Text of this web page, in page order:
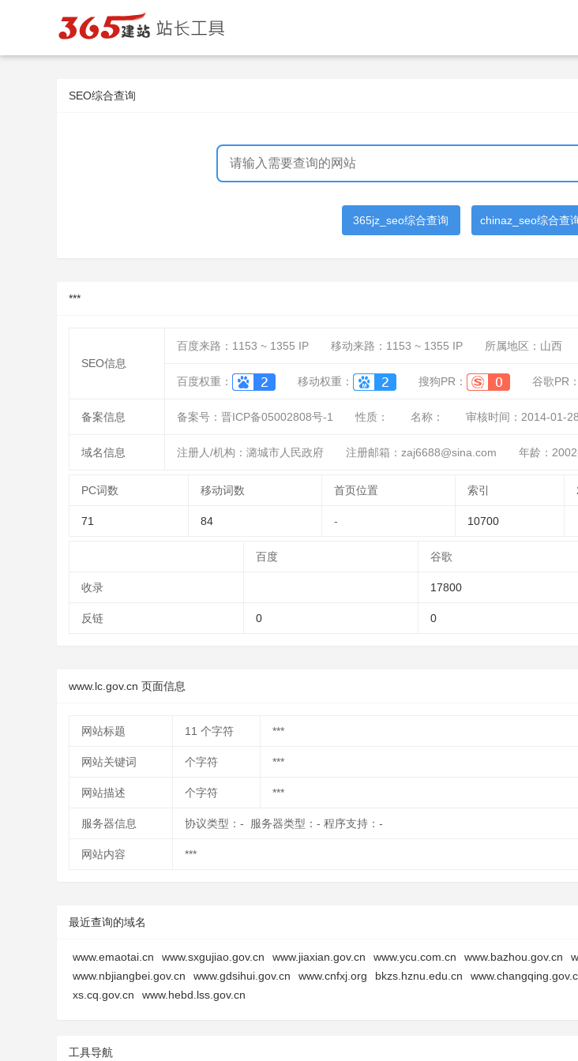
SEO综合查询
365jz_seo综合查询 chinaz_seo综合查
***
SEO信息
百度来路： 1153 ~ 1355 IP 移动来路： 1153 ~ 1355 IP 所属地区：山西
百度权重： 移动权重： 搜狗PR： 谷歌PR：
备案信息 备案号：晋ICP备05002808号-1 性质： 名称： 审核时间： 2014-01-28
域名信息 注册人/机构：潞城市人民政府 注册邮箱：zaj6688@sina.com 年龄：
PC词数 移动词数 首页位置 索引
71 84 - 10700
百度 谷歌
收录 17800
反链 0 0
www.lc.gov.cn 页面信息
网站标题 11 个字符 ***
网站关键词 个字符 ***
网站描述 个字符 ***
服务器信息 协议类型：- 服务器类型：- 程序支持：-
网站内容 ***
最近查询的域名
www.emaotai.cn www.sxgujiao.gov.cn www.jiaxian.gov.cn www.ycu.com.cn www.bazhou.gov.cn
www.nbjiangbei.gov.cn
www.gdsihui.gov.cn www.cnfxj.org bkzs.hznu.edu.cn
xs.cq.gov.cn
www.hebd.lss.gov.cn
工具导航